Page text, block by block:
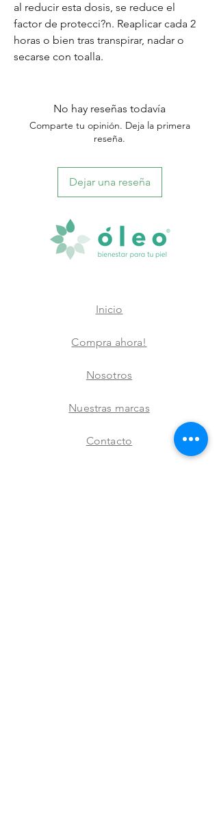
al reducir esta dosis, se reduce el
factor de protecci?n. Reaplicar cada 2
horas o bien tras transpirar, nadar o
secarse con toalla.
No hay reseñas todavía
Comparte tu opinión. Deja la primera
reseña.
Dejar una reseña
Inicio
Compra ahora!
Nosotros
Nuestras marcas
Contacto